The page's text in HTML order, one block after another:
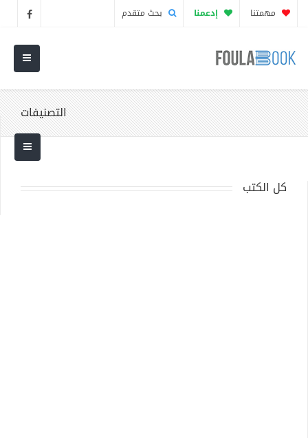
مهمتنا إدعمنا بحث متقدم
التصنيفات
كل الكتب